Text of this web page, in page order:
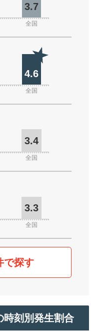
3.7
全国
4.6
全国
3.4
全国
3.3
全国
で探す
時刻別発生割合